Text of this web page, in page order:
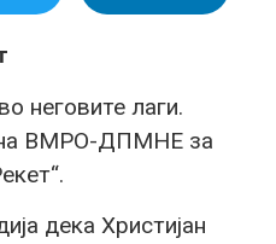
неговите лаги.
на ВМРО-ДПМНЕ за
дека Христијан